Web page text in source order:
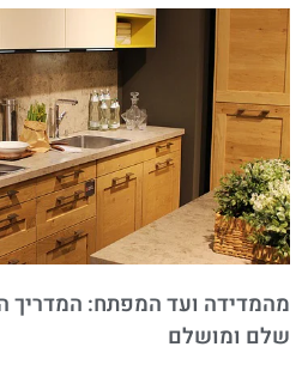
מהמדידה ועד המפתח:
שלם ומושלם